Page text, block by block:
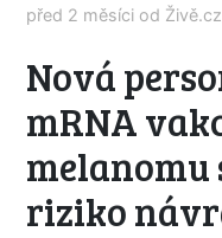
před 2 měsíci od Živě.cz
Nová
mRNA
melanomu
riziko